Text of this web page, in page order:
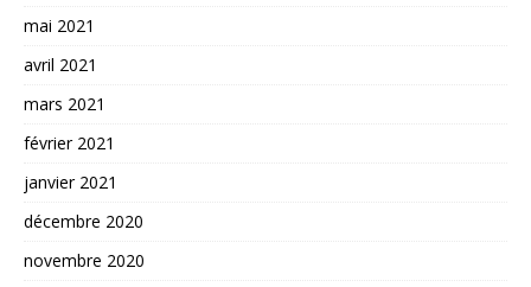
mai 2021
avril 2021
mars 2021
février 2021
janvier 2021
décembre 2020
novembre 2020